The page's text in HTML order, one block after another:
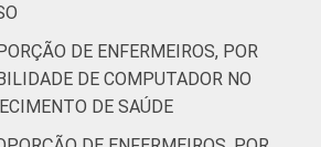
Interior 38
enfermeiros com acesso a
DE ENFERMEIROS, POR
DE COMPUTADOR NO
DE SAÚDE